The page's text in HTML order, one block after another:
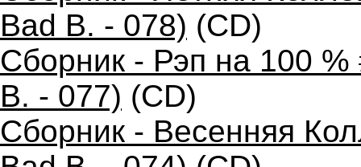
Bad B. - 078) (CD)
Сборник - Рэп на 100
B. - 077) (CD)
Сборник - Весенняя